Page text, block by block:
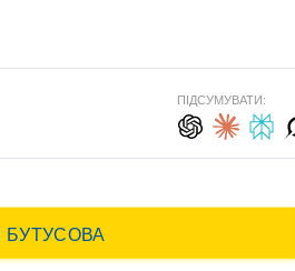
ПІДСУМУВАТИ: